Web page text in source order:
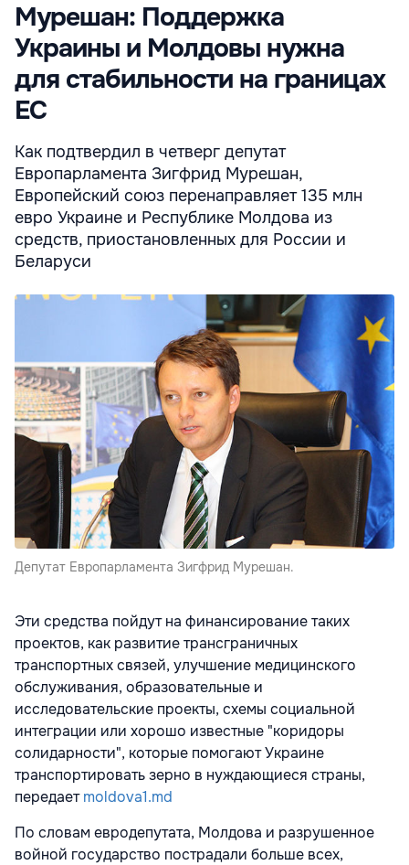
Мурешан: Поддержка
Украины и Молдовы нужна
для стабильности на границах
ЕС
Как подтвердил в четверг депутат
Европарламента Зигфрид Мурешан,
Европейский союз перенаправляет 135 млн
евро Украине и Республике Молдова из
средств, приостановленных для России и
Беларуси
Депутат Европарламента Зигфрид Мурешан.
Эти средства пойдут на финансирование таких
проектов, как развитие трансграничных
транспортных связей, улучшение медицинского
обслуживания, образовательные и
исследовательские проекты, схемы социальной
интеграции или хорошо известные "коридоры
солидарности", которые помогают Украине
транспортировать зерно в нуждающиеся страны,
передаетmoldova1.md
По словам евродепутата, Молдова и разрушенное
войной государство пострадали больше всех,